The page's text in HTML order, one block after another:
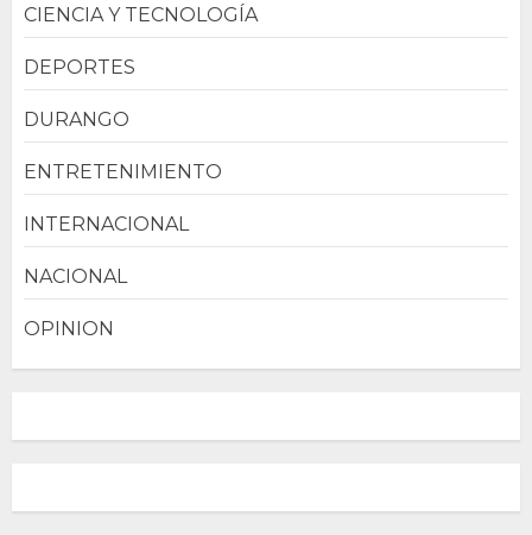
CIENCIA Y TECNOLOGÍA
DEPORTES
DURANGO
ENTRETENIMIENTO
INTERNACIONAL
NACIONAL
OPINION